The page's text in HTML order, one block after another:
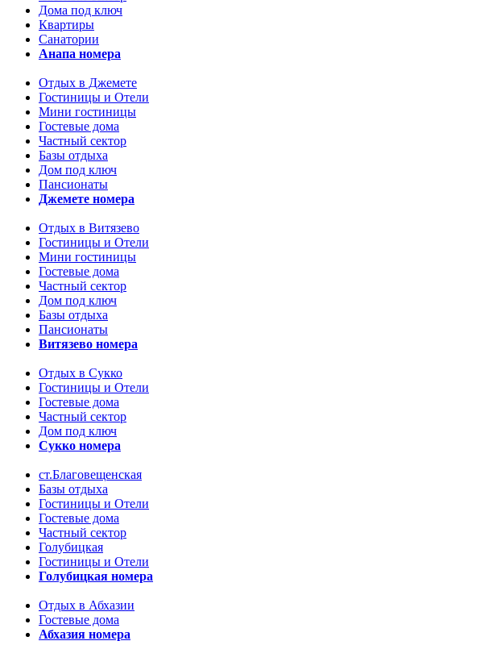
Дома под ключ
Квартиры
Санатории
Анапа номера
Отдых в Джемете
Гостиницы и Отели
Мини гостиницы
Гостевые дома
Частный сектор
Базы отдыха
Дом под ключ
Пансионаты
Джемете номера
Отдых в Витязево
Гостиницы и Отели
Мини гостиницы
Гостевые дома
Частный сектор
Дом под ключ
Базы отдыха
Пансионаты
Витязево номера
Отдых в Сукко
Гостиницы и Отели
Гостевые дома
Частный сектор
Дом под ключ
Сукко номера
ст.Благовещенская
Базы отдыха
Гостиницы и Отели
Гостевые дома
Частный сектор
Голубицкая
Гостиницы и Отели
Голубицкая номера
Отдых в Абхазии
Гостевые дома
Абхазия номера